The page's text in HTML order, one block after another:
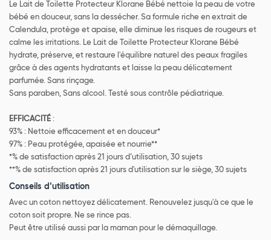
Le Lait de Toilette Protecteur Klorane Bébé nettoie la peau de votre
bébé en douceur, sans la dessécher. Sa formule riche en extrait de
Calendula, protège et apaise, elle diminue les risques de rougeurs et
calme les irritations. Le Lait de Toilette Protecteur Klorane Bébé
hydrate, préserve, et restaure l'équilibre naturel des peaux fragiles
grâce à des agents hydratants et laisse la peau délicatement
parfumée. Sans rinçage.
Sans paraben, Sans alcool. Testé sous contrôle pédiatrique.
EFFICACITÉ :
93% : Nettoie efficacement et en douceur*
97% : Peau protégée, apaisée et nourrie**
*% de satisfaction après 21 jours d’utilisation, 30 sujets
**% de satisfaction après 21 jours d'utilisation sur le siège, 30 sujets
Conseils d’utilisation
Avec un coton nettoyez délicatement. Renouvelez jusqu'à ce que le
coton soit propre. Ne se rince pas.
Peut être utilisé aussi par la maman pour le démaquillage.